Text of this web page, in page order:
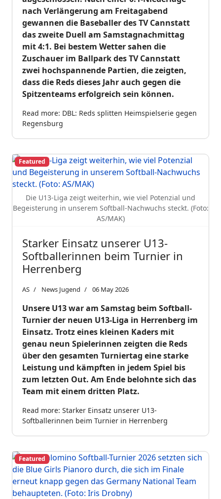
nach Verlängerung am Freitagabend
gewannen die Baseballer des TV Cannstatt
das zweite Duell am Samstagnachmittag
mit 4:1. Bei bestem Wetter sahen die
Zuschauer im Ballpark des TV Cannstatt
zwei hochspannende Partien, die zeigten,
dass die Reds dieses Jahr auch gegen die
Spitzenteams erfolgreich sein können.
Read more: DBL: Reds splitten Heimspielserie gegen
Regensburg
Die U13-Liga zeigt weiterhin, wie viel Potenzial und
Begeisterung in unserem Softball-Nachwuchs steckt. (Foto:
AS/MAK)
Featured
Starker Einsatz unserer U13-
Softballerinnen beim Turnier in
Herrenberg
AS News Jugend 06 May 2026
Unsere U13 war am Samstag beim Softball-
Turnier der neuen U13-Liga in Herrenberg im
Einsatz. Trotz eines kleinen Kaders mit
genau neun Spielerinnen zeigten die Reds
über den gesamten Turniertag eine starke
Leistung und kämpften in jedem Spiel bis
zum letzten Out. Am Ende belohnte sich das
Team mit einem dritten Platz.
Read more: Starker Einsatz unserer U13-
Softballerinnen beim Turnier in Herrenberg
Featured